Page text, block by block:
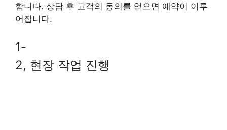
합니다. 상담 후 고객의 동의를 얻으면 예약이 이루
어집니다.
1-
2, 현장 작업 진행